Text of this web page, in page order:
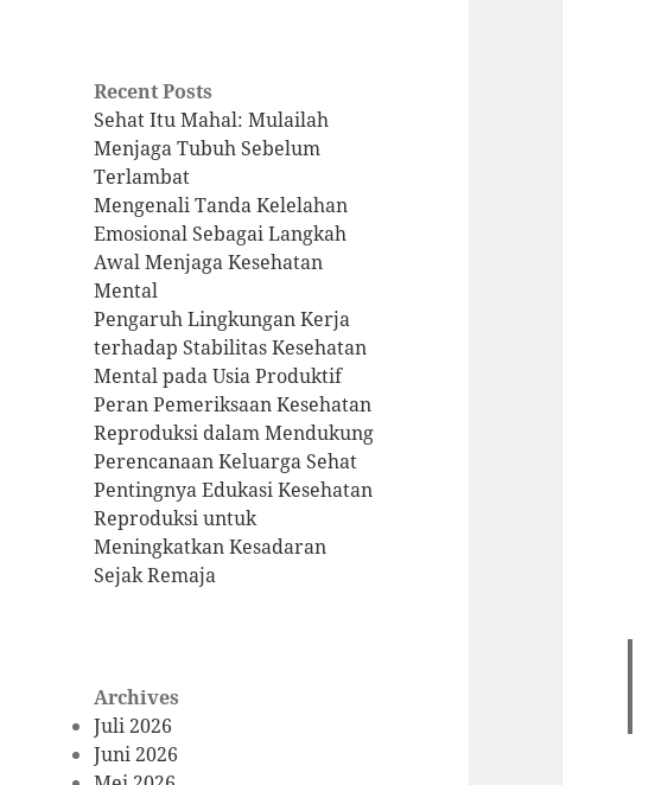
Recent Posts
Sehat Itu Mahal: Mulailah
Menjaga Tubuh Sebelum
Terlambat
Mengenali Tanda Kelelahan
Emosional Sebagai Langkah
Awal Menjaga Kesehatan
Mental
Pengaruh Lingkungan Kerja
terhadap Stabilitas Kesehatan
Mental pada Usia Produktif
Peran Pemeriksaan Kesehatan
Reproduksi dalam Mendukung
Perencanaan Keluarga Sehat
Pentingnya Edukasi Kesehatan
Reproduksi untuk
Meningkatkan Kesadaran
Sejak Remaja
Archives
Juli 2026
Juni 2026